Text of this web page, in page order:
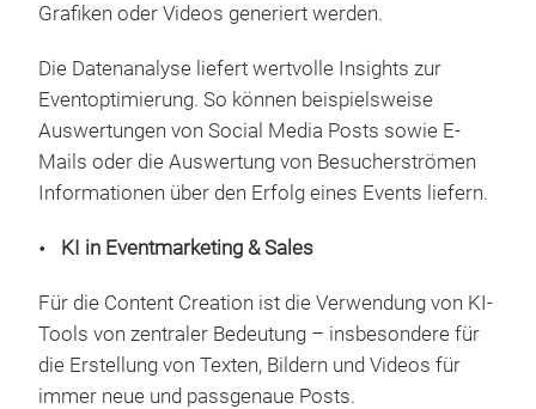
Grafiken oder Videos generiert werden.
Die Datenanalyse liefert wertvolle Insights zur
Eventoptimierung. So können beispielsweise
Auswertungen von Social Media Posts sowie E-
Mails oder die Auswertung von Besucherströmen
Informationen über den Erfolg eines Events liefern.
KI in Eventmarketing & Sales
Für die Content Creation ist die Verwendung von KI-
Tools von zentraler Bedeutung – insbesondere für
die Erstellung von Texten, Bildern und Videos für
immer neue und passgenaue Posts.